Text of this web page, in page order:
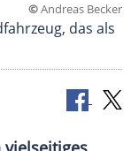
©Andreas Becker
das als